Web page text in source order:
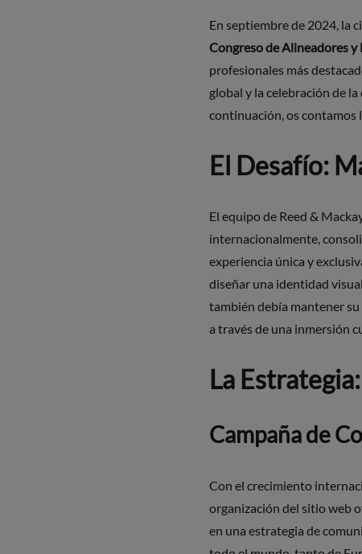
En septiembre de 2024, la
Congreso de Alineadores y
profesionales más
global y la celebración de
continuación, os contamos
El Desafío:
El equipo de Reed &
internacionalmente,
experiencia única y
diseñar una identidad
también debía mantener
a través de una inmersión
La
Campaña de
Con el crecimiento
organización del sitio web
en una estrategia de